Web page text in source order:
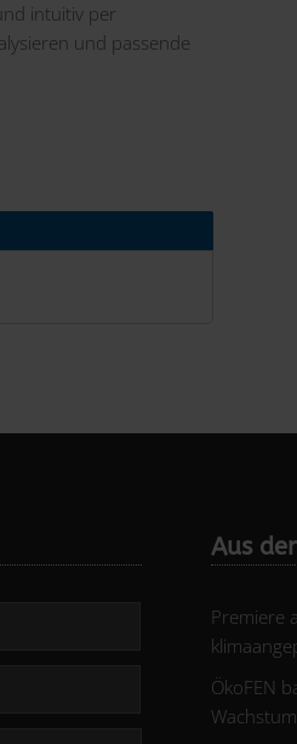
intuitiv per
und passende
Aus
Premiere
ÖkoFEN